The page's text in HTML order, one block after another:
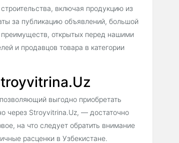
включая продукцию из
за публикацию объявлений, большой
открытых перед нашими
и продавцов товара в категории
выгодно приобретать
через Stroyvitrina.Uz, — достаточно
на что следует обратить внимание
расценки в Узбекистане.